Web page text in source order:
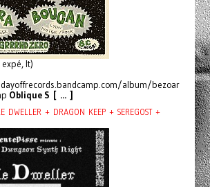
It)
album/bezoar
Oblique S [ ... ]
+ DRAGON KEEP + SEREGOST +